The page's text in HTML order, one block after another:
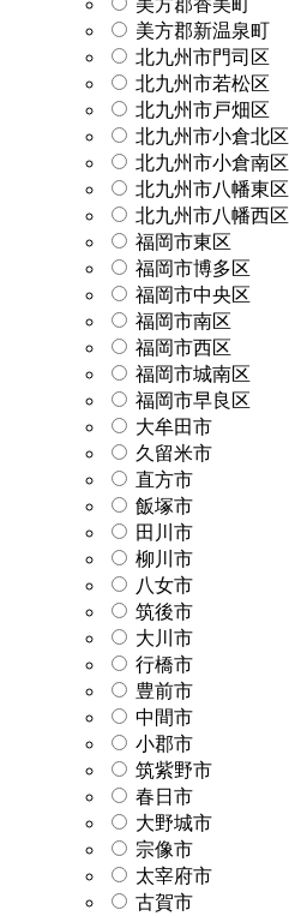
美方郡新温泉町
北九州市門司区
北九州市若松区
北九州市戸畑区
北九州市小倉北区
北九州市小倉南区
北九州市八幡東区
北九州市八幡西区
福岡市東区
福岡市博多区
福岡市中央区
福岡市南区
福岡市西区
福岡市城南区
福岡市早良区
大牟田市
久留米市
直方市
飯塚市
田川市
柳川市
八女市
筑後市
大川市
行橋市
豊前市
中間市
小郡市
筑紫野市
春日市
大野城市
宗像市
太宰府市
古賀市